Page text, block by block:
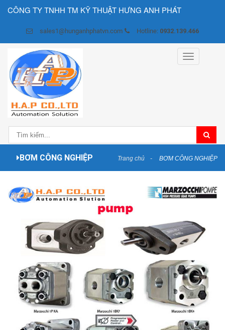
CÔNG TY TNHH TM KỸ THUẬT HƯNG ANH PHÁT
sales1@hunganhphatvn.com Hotline: 0932.139.466
Toggle
navigation
BƠM CÔNG NGHIỆP Trang chủ BƠM CÔNG NGHIỆP